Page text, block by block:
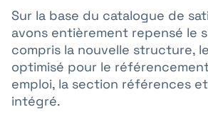
Sur la base du catalogue de
avons entièrement repensé le
compris la nouvelle structure,
optimisé pour le
emploi, la section références
intégré.